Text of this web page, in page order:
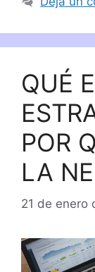
QUÉ
POR
LA
21 de enero